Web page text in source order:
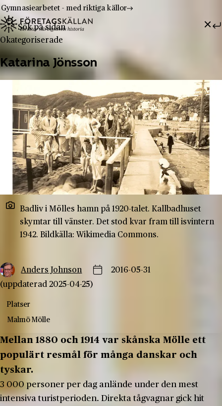
Hoppa till innehåll
Till innehåll
Gymnasiearbetet - med riktiga källor
Sök efter:
Okategoriserade
Katarina Jönsson
Badliv i Mölles hamn på 1920-talet. Kallbadhuset
skymtar till vänster. Det stod kvar fram till isvintern
1942. Bildkälla: Wikimedia Commons.
Anders Johnson
2016-05-31
(uppdaterad 2025-04-25)
Platser
Malmö Mölle
Mellan 1880 och 1914 var skånska Mölle ett
populärt resmål för många danskar och
tyskar.
3 000 personer per dag anlände under den mest
intensiva turistperioden. Direkta tågvagnar gick hit